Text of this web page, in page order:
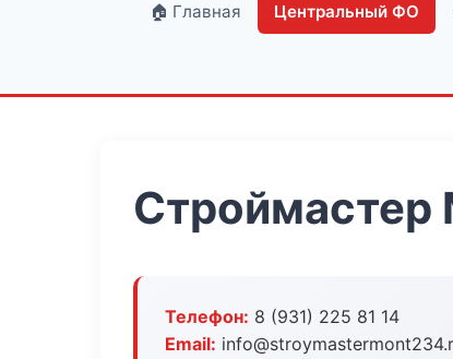
🏠 Главная Центральный ФО
Телефон: 8 (931) 225 81 14
Email: